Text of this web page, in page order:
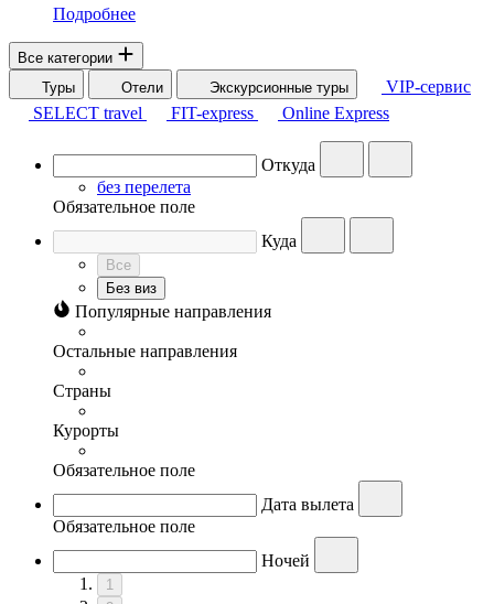
Подробнее
Все категории
Туры
Отели Экскурсионные туры
VIP-сервис
SELECT travel
FIT-express Online Express
Откуда
без перелета
Обязательное поле
Куда
Все
Без виз
Популярные направления
Остальные направления
Страны
Курорты
Обязательное поле
Дата вылета
Обязательное поле
Ночей
1